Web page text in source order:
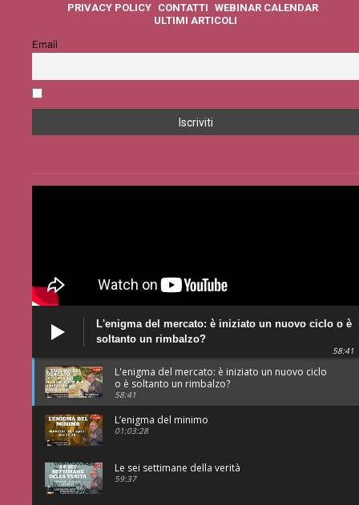
PRIVACY POLICY CONTATTI WEBINAR CALENDAR
ULTIMI ARTICOLI
Email
L'enigma del mercato: è iniziato un nuovo ciclo o è
soltanto un rimbalzo?
58:41
L'enigma del mercato: è iniziato un nuovo ciclo
o è soltanto un rimbalzo?
58:41
L’enigma del minimo
01:03:28
Le sei settimane della verità
59:37